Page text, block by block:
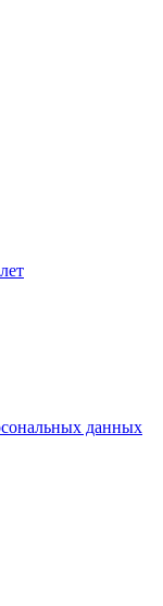
данных